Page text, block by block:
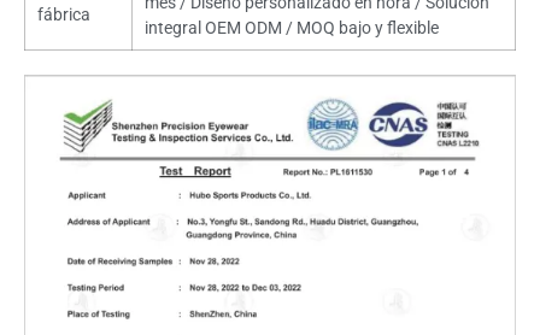
fábrica
integral OEM ODM / MOQ bajo y flexible